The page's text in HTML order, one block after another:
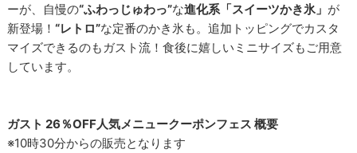
ーが、自慢の“ふわっじゅわっ”な進化系「スイーツかき氷」 が
新登場！“レトロ”な定番のかき氷も。追加トッピングでカスタ
マイズできるのもガスト流！食後に嬉しいミニサイズもご用意
しています。
ガスト 26％OFF人気メニュークーポンフェス 概要
※10時30分からの販売となります